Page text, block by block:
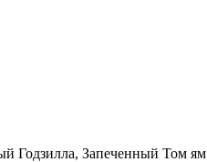
Годзилла, Запеченный Том ям